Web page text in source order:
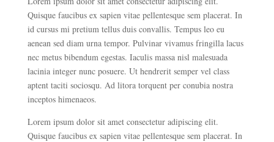
Quisque faucibus ex sapien vitae pellentesque sem placerat. In
id cursus mi pretium tellus duis convallis. Tempus leo eu
aenean sed diam urna tempor. Pulvinar vivamus fringilla lacus
nec metus bibendum egestas. Iaculis massa nisl malesuada
lacinia integer nunc posuere. Ut hendrerit semper vel class
aptent taciti sociosqu. Ad litora torquent per conubia nostra
inceptos himenaeos.
Lorem ipsum dolor sit amet consectetur adipiscing elit.
Quisque faucibus ex sapien vitae pellentesque sem placerat. In